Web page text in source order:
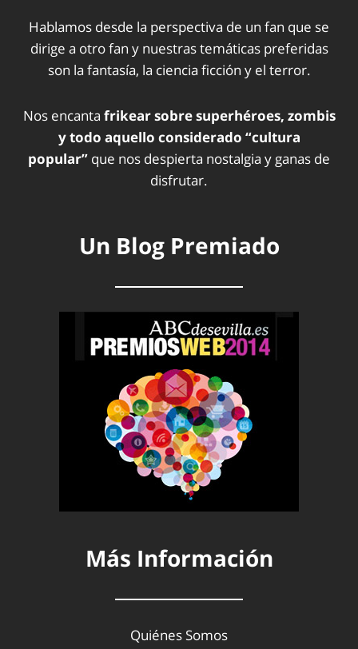
Hablamos desde la perspectiva de un fan que se
dirige a otro fan y nuestras temáticas preferidas
son la fantasía, la ciencia ficción y el terror.
Nos encanta frikear sobre superhéroes, zombis
y todo aquello considerado “cultura
popular” que nos despierta nostalgia y ganas de
disfrutar.
Un Blog Premiado
Más Información
Quiénes Somos